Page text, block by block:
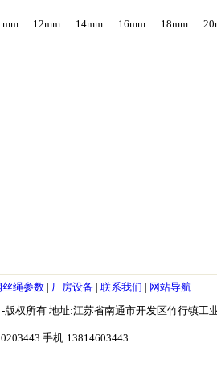
12mm 14mm 16mm 18mm
丝绳参数| 厂房设备 | 联系我们 | 网站导航
权所有 地址:江苏省南通市开发区竹行镇工
手机:13814603443